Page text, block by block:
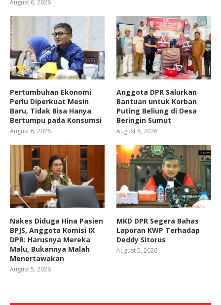
August 6, 2026
Pertumbuhan Ekonomi
Perlu Diperkuat Mesin
Baru, Tidak Bisa Hanya
Bertumpu pada Konsumsi
August 6, 2026
Anggota DPR Salurkan
Bantuan untuk Korban
Puting Beliung di Desa
Beringin Sumut
August 6, 2026
Nakes Diduga Hina Pasien
BPJS, Anggota Komisi IX
DPR: Harusnya Mereka
Malu, Bukannya Malah
Menertawakan
August 5, 2026
MKD DPR Segera Bahas
Laporan KWP Terhadap
Deddy Sitorus
August 5, 2026